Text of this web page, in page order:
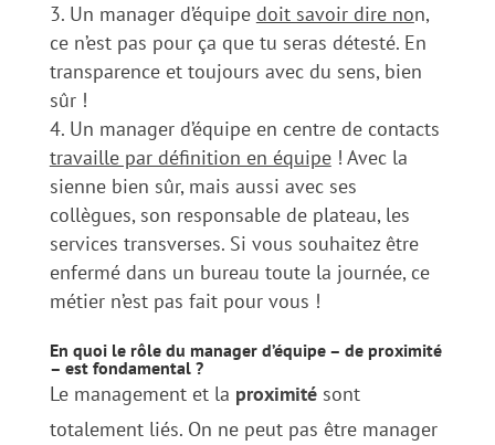
Un manager d’équipe doit savoir dire non,
ce n’est pas pour ça que tu seras détesté. En
transparence et toujours avec du sens, bien
sûr !
Un manager d’équipe en centre de contacts
travaille par définition en équipe! Avec la
sienne bien sûr, mais aussi avec ses
collègues, son responsable de plateau, les
services transverses. Si vous souhaitez être
enfermé dans un bureau toute la journée, ce
métier n’est pas fait pour vous !
En quoi le rôle du manager d’équipe – de proximité
– est fondamental ?
Le management et la proximitésont
totalement liés. On ne peut pas être manager